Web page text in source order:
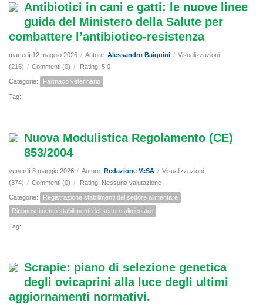
Antibiotici in cani e gatti: le nuove linee
guida del Ministero della Salute per
combattere l’antibiotico-resistenza
martedì 12 maggio 2026 / Autore: Alessandro Baiguini / Visualizzazioni
(215) / Commenti (0) / Rating: 5.0
Categorie: Farmaco veterinario
Tag:
Nuova Modulistica Regolamento (CE)
853/2004
venerdì 8 maggio 2026 / Autore: Redazione VeSA / Visualizzazioni
(374) / Commenti (0) / Rating: Nessuna valutazione
Categorie:
Registrazione stabilimenti del settore alimentare
Riconoscimento stabilimenti del settore alimentare
Tag:
Scrapie: piano di selezione genetica
degli ovicaprini alla luce degli ultimi
aggiornamenti normativi.